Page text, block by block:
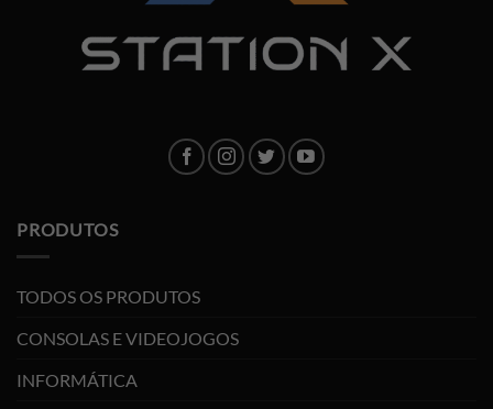
PRODUTOS
TODOS OS PRODUTOS
CONSOLAS E VIDEOJOGOS
INFORMÁTICA